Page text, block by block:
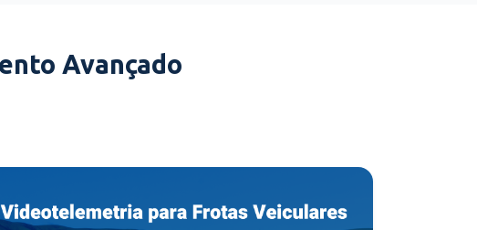
Avançado